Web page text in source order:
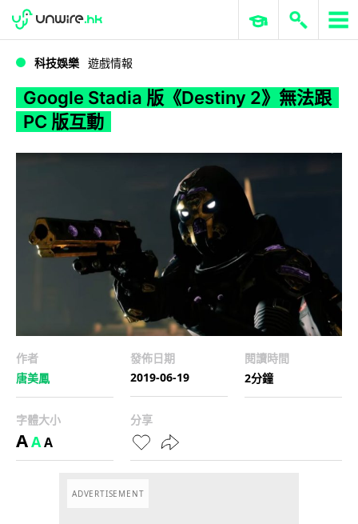
WWDC 2026 ERP 與商業 AI
科技娛樂 遊戲情報
Google Stadia 版《Destiny 2》無法跟
PC 版互動
作者
唐美鳳
發佈日期
2019-06-19
閱讀時間
2分鐘
字體大小
AAA
分享
ADVERTISEMENT